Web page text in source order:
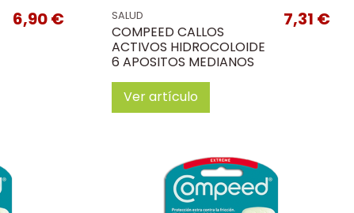
6,90 € SALUD
COMPEED CALLOS
ACTIVOS HIDROCOLOIDE
6 APOSITOS MEDIANOS
7,31 €
Ver artículo